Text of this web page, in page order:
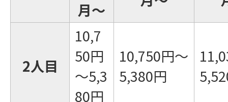
月～
2人目
10,7
50円
～5,3
80円
10,750円～
5,380円